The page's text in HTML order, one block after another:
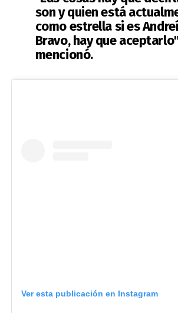
son y quien está
como estrella si es
Bravo, hay que
mencionó.
Ver esta publicación en Instagram